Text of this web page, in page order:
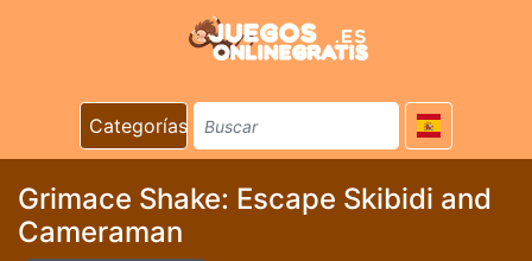
Categorías
Grimace Shake: Escape Skibidi and
Cameraman